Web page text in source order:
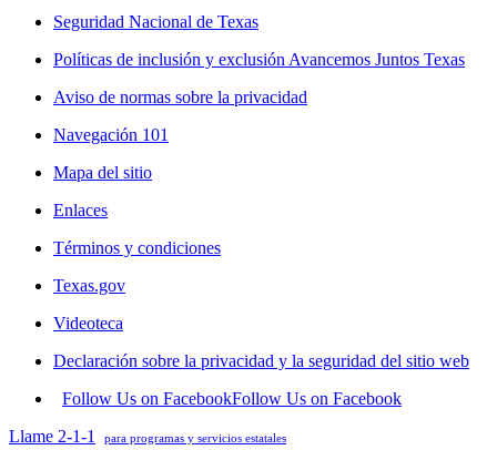
Seguridad Nacional de Texas
Políticas de inclusión y exclusión Avancemos Juntos Texas
Aviso de normas sobre la privacidad
Navegación 101
Mapa del sitio
Enlaces
Términos y condiciones
Texas.gov
Videoteca
Declaración sobre la privacidad y la seguridad del sitio web
Follow Us on FacebookFollow Us on Facebook
Llame 2-1-1
para programas y servicios estatales